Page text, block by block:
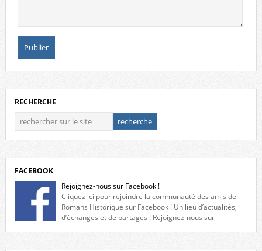
RECHERCHE
FACEBOOK
Rejoignez-nous sur Facebook !
Cliquez ici pour rejoindre la communauté des amis de
Romans Historique sur Facebook ! Un lieu d’actualités,
d’échanges et de partages ! Rejoignez-nous sur